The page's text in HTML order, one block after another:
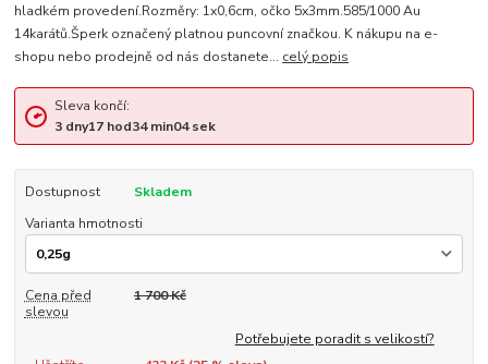
hladkém provedení.Rozměry: 1x0,6cm, očko 5x3mm.585/1000 Au
14karátů.Šperk označený platnou puncovní značkou. K nákupu na e-
shopu nebo prodejně od nás dostanete... celý popis
Sleva končí:
3 dny17hod34min04sek
Dostupnost
Skladem
Varianta hmotnosti
Cena před
slevou
1 700 Kč
Potřebujete poradit s velikostí?